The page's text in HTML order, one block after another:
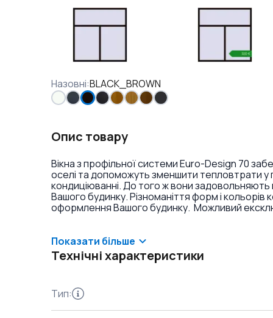
Назовні:BLACK_BROWN
Опис товару
Вікна з профільної системи Euro-Design 70
оселі та допоможуть зменшити тепловтрати у
кондиціюванні. До того ж вони
Вашого будинку. Різноманіття форм і
оформлення Вашого будинку. Можливий
Показати більше
Технічні характеристики
Тип: